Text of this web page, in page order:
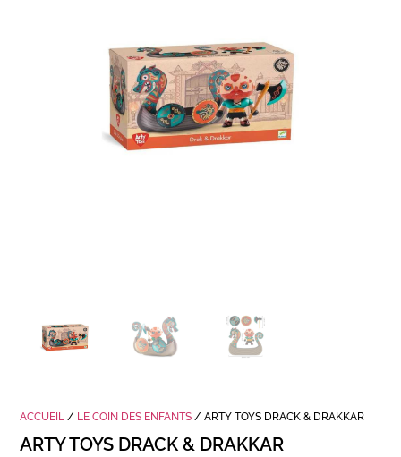
ACCUEIL / LE COIN DES ENFANTS / ARTY TOYS DRACK & DRAKKAR
ARTY TOYS DRACK & DRAKKAR